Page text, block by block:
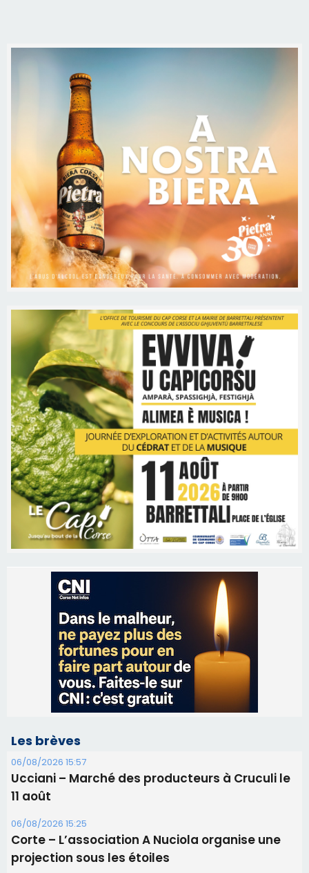
Les brèves
06/08/2026 15:57
Ucciani – Marché des producteurs à Cruculi le
11 août
06/08/2026 15:25
Corte – L’association A Nuciola organise une
projection sous les étoiles